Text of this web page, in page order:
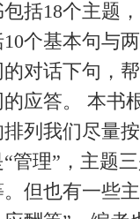
括18个主题
个基本句与
的对话下句，
的应答。 本书
排列我们尽量
管理”，主题
但也有一些